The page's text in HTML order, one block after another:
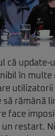
că update-
în multe
utilizatorii
să rămână
face
restart.